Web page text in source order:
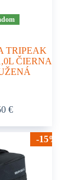
TRIPEAK
ČIERNA
€
-15%